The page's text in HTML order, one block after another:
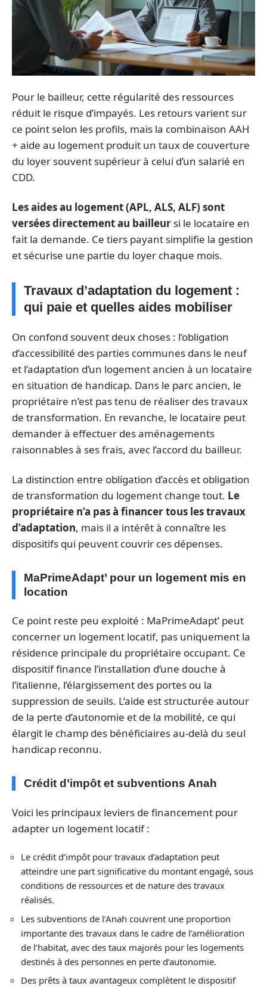
Pour le bailleur, cette régularité des ressources
réduit le risque d’impayés. Les retours varient sur
ce point selon les profils, mais la combinaison AAH
+ aide au logement produit un taux de couverture
du loyer souvent supérieur à celui d’un salarié en
CDD.
Les aides au logement (APL, ALS, ALF) sont
versées directement au bailleur si le locataire en
fait la demande. Ce tiers payant simplifie la gestion
et sécurise une partie du loyer chaque mois.
Travaux d’adaptation du logement :
qui paie et quelles aides mobiliser
On confond souvent deux choses : l’obligation
d’accessibilité des parties communes dans le neuf
et l’adaptation d’un logement ancien à un locataire
en situation de handicap. Dans le parc ancien, le
propriétaire n’est pas tenu de réaliser des travaux
de transformation. En revanche, le locataire peut
demander à effectuer des aménagements
raisonnables à ses frais, avec l’accord du bailleur.
La distinction entre obligation d’accès et obligation
de transformation du logement change tout. Le
propriétaire n’a pas à financer tous les travaux
d’adaptation, mais il a intérêt à connaître les
dispositifs qui peuvent couvrir ces dépenses.
MaPrimeAdapt’ pour un logement mis en
location
Ce point reste peu exploité : MaPrimeAdapt’ peut
concerner un logement locatif, pas uniquement la
résidence principale du propriétaire occupant. Ce
dispositif finance l’installation d’une douche à
l’italienne, l’élargissement des portes ou la
suppression de seuils. L’aide est structurée autour
de la perte d’autonomie et de la mobilité, ce qui
élargit le champ des bénéficiaires au-delà du seul
handicap reconnu.
Crédit d’impôt et subventions Anah
Voici les principaux leviers de financement pour
adapter un logement locatif :
Le crédit d’impôt pour travaux d’adaptation peut
atteindre une part significative du montant engagé, sous
conditions de ressources et de nature des travaux
réalisés.
Les subventions de l’Anah couvrent une proportion
importante des travaux dans le cadre de l’amélioration
de l’habitat, avec des taux majorés pour les logements
destinés à des personnes en perte d’autonomie.
Des prêts à taux avantageux complètent le dispositif